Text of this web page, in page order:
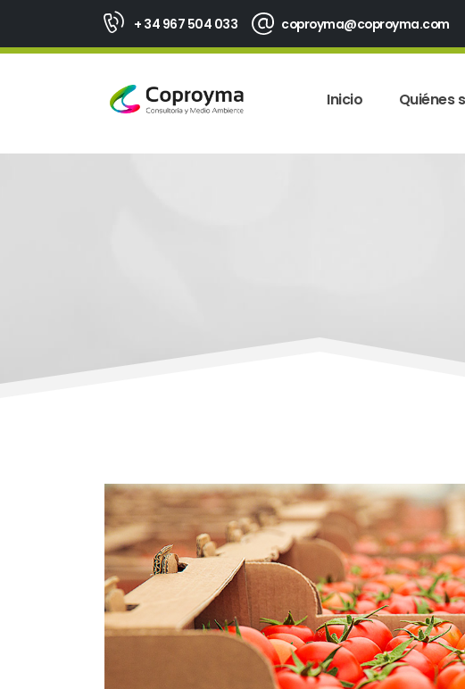
+ 34 967 504 033 coproyma@coproyma.com
Inicio Quiénes